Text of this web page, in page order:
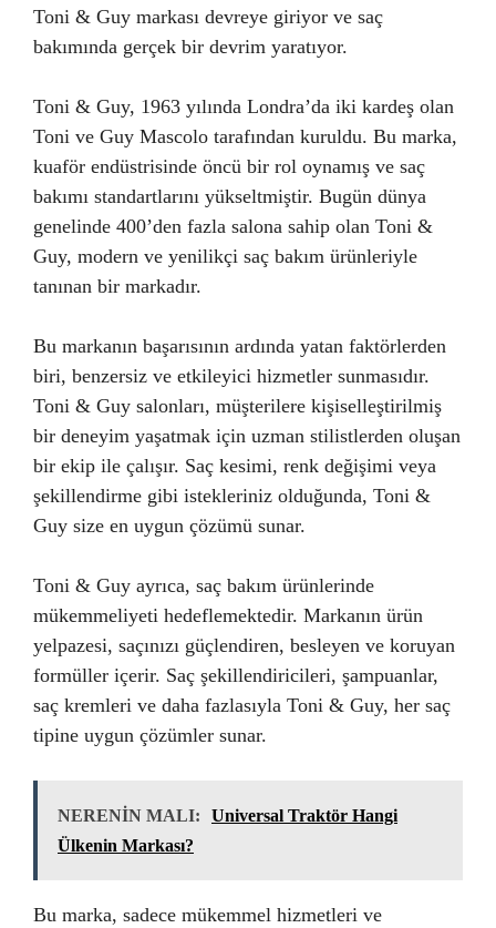
Toni & Guy markası devreye giriyor ve saç
bakımında gerçek bir devrim yaratıyor.
Toni & Guy, 1963 yılında Londra’da iki kardeş olan
Toni ve Guy Mascolo tarafından kuruldu. Bu marka,
kuaför endüstrisinde öncü bir rol oynamış ve saç
bakımı standartlarını yükseltmiştir. Bugün dünya
genelinde 400’den fazla salona sahip olan Toni &
Guy, modern ve yenilikçi saç bakım ürünleriyle
tanınan bir markadır.
Bu markanın başarısının ardında yatan faktörlerden
biri, benzersiz ve etkileyici hizmetler sunmasıdır.
Toni & Guy salonları, müşterilere kişiselleştirilmiş
bir deneyim yaşatmak için uzman stilistlerden oluşan
bir ekip ile çalışır. Saç kesimi, renk değişimi veya
şekillendirme gibi istekleriniz olduğunda, Toni &
Guy size en uygun çözümü sunar.
Toni & Guy ayrıca, saç bakım ürünlerinde
mükemmeliyeti hedeflemektedir. Markanın ürün
yelpazesi, saçınızı güçlendiren, besleyen ve koruyan
formüller içerir. Saç şekillendiricileri, şampuanlar,
saç kremleri ve daha fazlasıyla Toni & Guy, her saç
tipine uygun çözümler sunar.
NERENİN MALI:
Universal Traktör Hangi
Ülkenin Markası?
Bu marka, sadece mükemmel hizmetleri ve